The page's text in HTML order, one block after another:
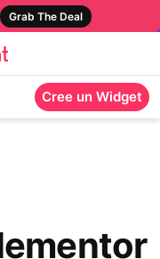
Grab The Deal
Cree un Widget